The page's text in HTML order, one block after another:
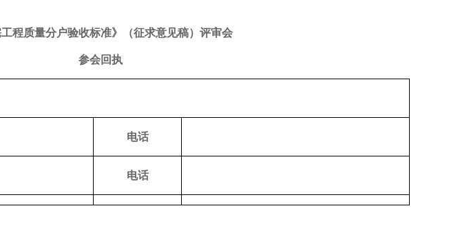
工程质量分户验收标准》（征求意见稿）评审会
参会回执
电话
电话